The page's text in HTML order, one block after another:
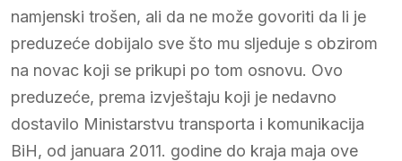
namjenski trošen, ali da ne može govoriti da li je
preduzeće dobijalo sve što mu sljeduje s obzirom
na novac koji se prikupi po tom osnovu. Ovo
preduzeće, prema izvještaju koji je nedavno
dostavilo Ministarstvu transporta i komunikacija
BiH, od januara 2011. godine do kraja maja ove